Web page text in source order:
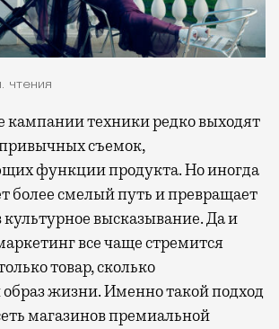
чтения
съемок,
функции продукта. Но иногда
более смелый путь и превращает
высказывание. Да и
все чаще стремится
товар, сколько
жизни. Именно такой подход
магазинов премиальной